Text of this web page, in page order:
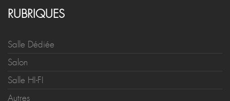
RUBRIQUES
Salle Dédiée
Salon
Salle HI-FI
Autres